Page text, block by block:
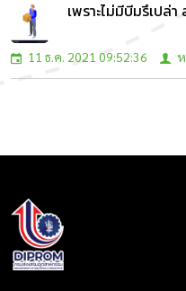
เพราะไม่มีบีมรึเปล่
11 ธ.ค. 2021 09:52:36